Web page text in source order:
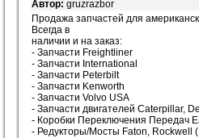
Автор: gruzrazbor
Продажа запчастей для
Всегда в
наличии и на заказ:
- Запчасти Freightliner
- Запчасти International
- Запчасти Peterbilt
- Запчасти Kenworth
- Запчасти Volvo USA
- Запчасти двигателей Caterpillar,
- Коробки Переключения Передач
- Редукторы/Мосты Faton, Rockwell